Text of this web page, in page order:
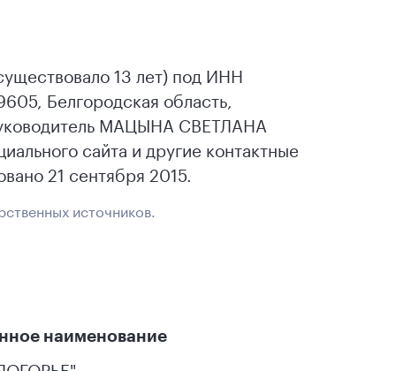
13 лет) под ИНН
Белгородская область,
МАЦЫНА СВЕТЛАНА
сайта и другие контактные
21 сентября 2015.
источников.
наименование